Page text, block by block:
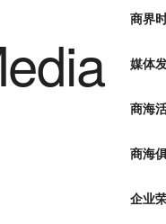
商界
媒体
商海
商海
企业